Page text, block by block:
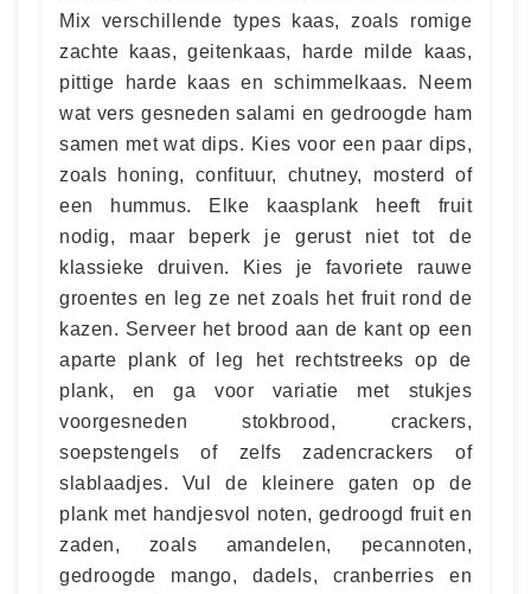
Mix verschillende types kaas, zoals romige
zachte kaas, geitenkaas, harde milde kaas,
pittige harde kaas en schimmelkaas. Neem
wat vers gesneden salami en gedroogde ham
samen met wat dips. Kies voor een paar dips,
zoals honing, confituur, chutney, mosterd of
een hummus. Elke kaasplank heeft fruit
nodig, maar beperk je gerust niet tot de
klassieke druiven. Kies je favoriete rauwe
groentes en leg ze net zoals het fruit rond de
kazen. Serveer het brood aan de kant op een
aparte plank of leg het rechtstreeks op de
plank, en ga voor variatie met stukjes
voorgesneden stokbrood, crackers,
soepstengels of zelfs zadencrackers of
slablaadjes. Vul de kleinere gaten op de
plank met handjesvol noten, gedroogd fruit en
zaden, zoals amandelen, pecannoten,
gedroogde mango, dadels, cranberries en